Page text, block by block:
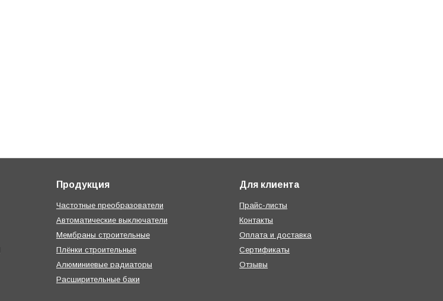
Продукция
Частотные преобразователи
Автоматические выключатели
Мембраны строительные
Плёнки строительные
Алюминиевые радиаторы
Расширительные баки
Для клиента
Прайс-листы
Контакты
Оплата и доставка
Сертификаты
Отзывы